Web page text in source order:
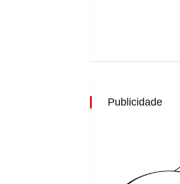
Publicidade